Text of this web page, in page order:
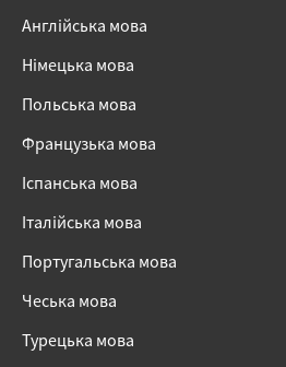
Англійська мова
Німецька мова
Польська мова
Французька мова
Іспанська мова
Італійська мова
Португальська мова
Чеська мова
Турецька мова